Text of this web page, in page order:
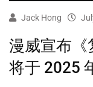
Jack Hong
漫威宣布《
将于 2025